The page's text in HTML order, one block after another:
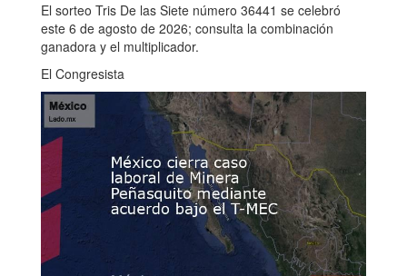
El sorteo Tris De las Siete número 36441 se celebró
este 6 de agosto de 2026; consulta la combinación
ganadora y el multiplicador.
El Congresista